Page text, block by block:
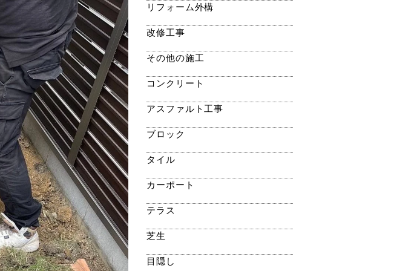
リフォーム外構
改修工事
その他の施工
コンクリート
アスファルト工事
ブロック
タイル
カーポート
テラス
芝生
目隠し